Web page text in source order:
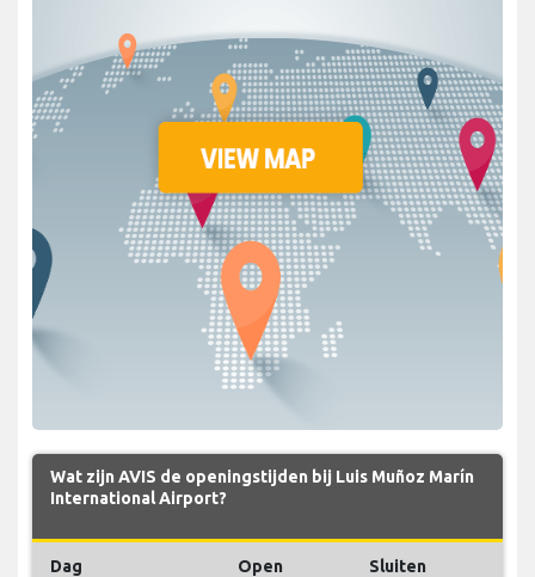
Wat zijn AVIS de openingstijden bij Luis Muñoz Marín
International Airport?
Dag Open Sluiten